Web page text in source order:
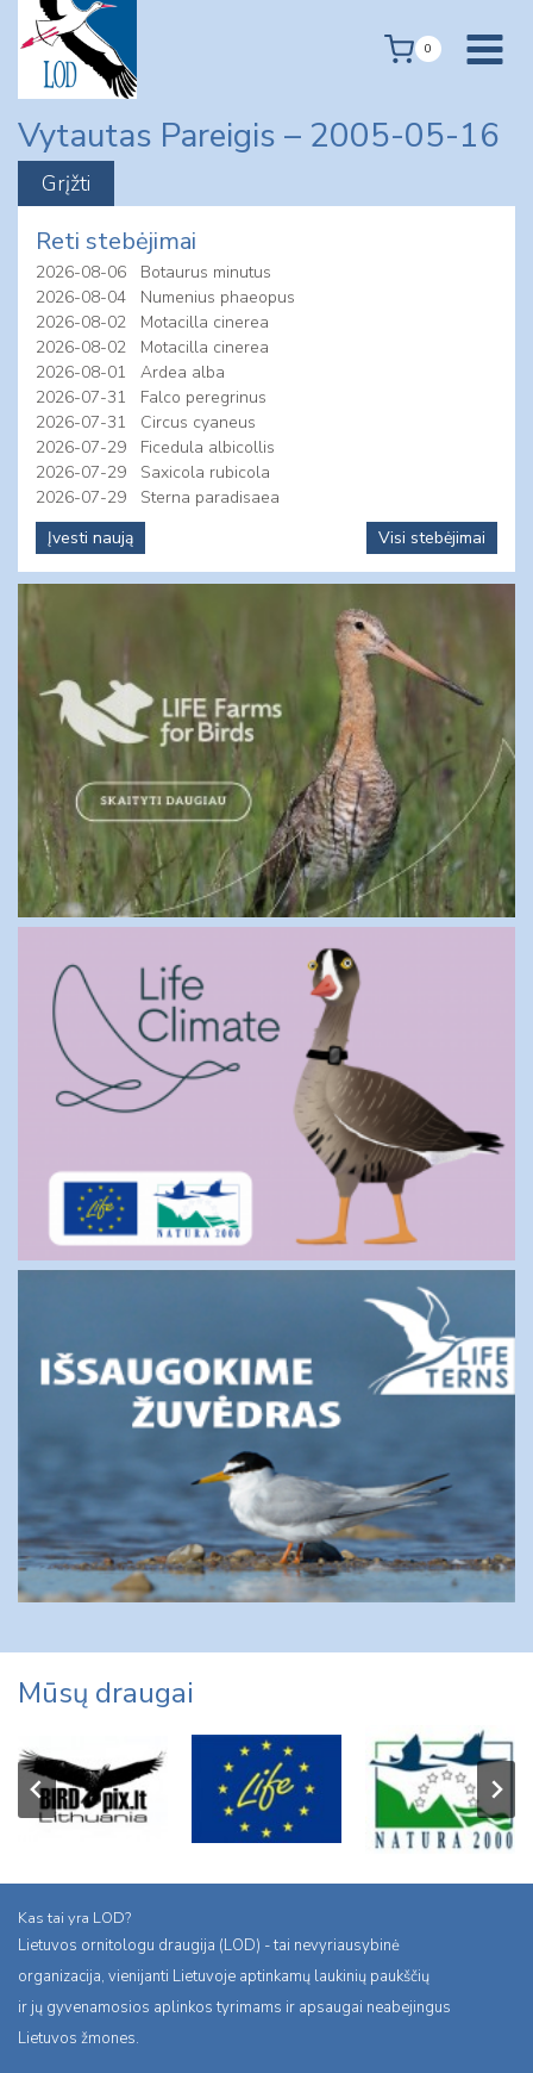
content
0
Vytautas Pareigis – 2005-05-16
Reti stebėjimai
2026-08-06
Botaurus minutus
2026-08-04
Numenius phaeopus
2026-08-02
Motacilla cinerea
2026-08-02
Motacilla cinerea
2026-08-01
Ardea alba
2026-07-31
Falco peregrinus
2026-07-31
Circus cyaneus
2026-07-29
Ficedula albicollis
2026-07-29
Saxicola rubicola
2026-07-29
Sterna paradisaea
Įvesti naują
Visi stebėjimai
Mūsų draugai
Kas tai yra LOD?
Lietuvos ornitologu draugija (LOD) - tai nevyriausybinė
organizacija, vienijanti Lietuvoje aptinkamų laukinių paukščių
ir jų gyvenamosios aplinkos tyrimams ir apsaugai neabejingus
Lietuvos žmones.